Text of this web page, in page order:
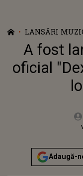
LANSĂRI
A fost
oficial
Adaugă-